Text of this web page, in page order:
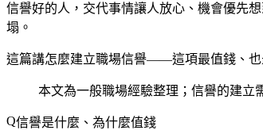
信譽好的人，交代事情讓人放心、機會優先
塌。
這篇講怎麼建立職場信譽——這項最值錢、也
本文為一般職場經驗整理；信譽的建立
信譽是什麼、為什麼值錢